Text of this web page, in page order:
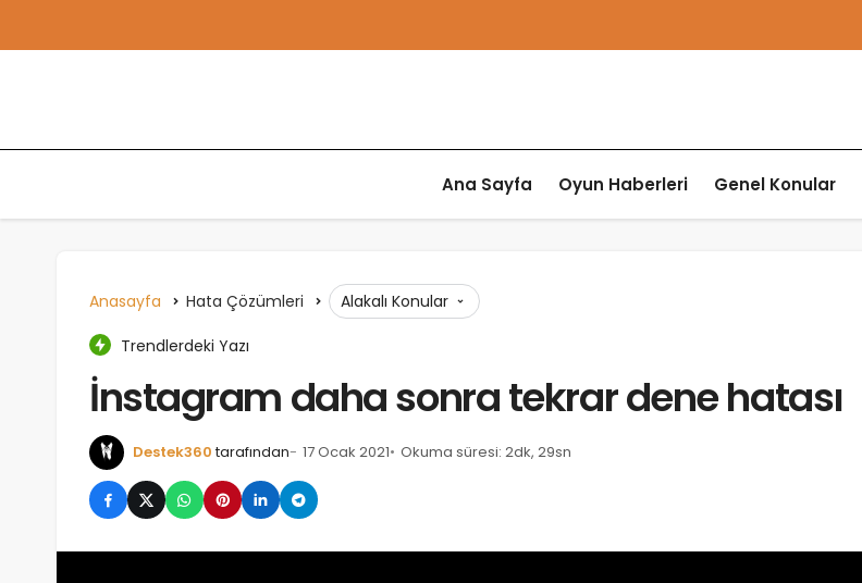
Ana Sayfa Oyun Haberleri Genel Konular
Anasayfa Hata Çözümleri Alakalı Konular
Trendlerdeki Yazı
İnstagram daha sonra tekrar dene hatası
Destek360 tarafından 17 Ocak 2021 Okuma süresi: 2dk, 29sn